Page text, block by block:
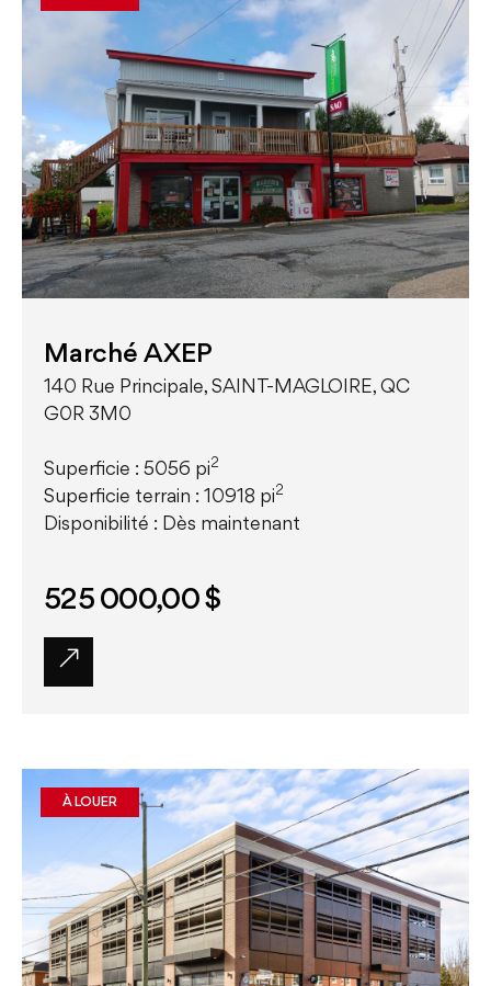
Marché AXEP
140 Rue Principale, SAINT-MAGLOIRE, QC
G0R 3M0
Superficie : 5056 pi2
Superficie terrain : 10918 pi2
Disponibilité : Dès maintenant
525 000,00 $
À LOUER